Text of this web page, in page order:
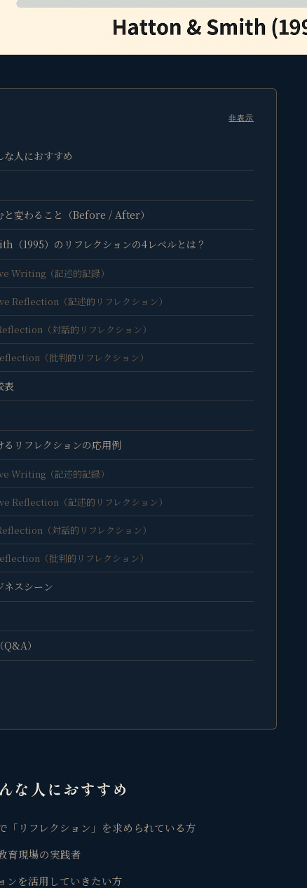
非表示
な人におすすめ
と変わること（Before / After）
1995）のリフレクションの4レベルとは？
Writing（記述的記録）
Reflection（記述的リフレクション）
（対話的リフレクション）
（批判的リフレクション）
表
るリフレクションの応用例
Writing（記述的記録）
Reflection（記述的リフレクション）
（対話的リフレクション）
（批判的リフレクション）
ネスシーン
）
な人におすすめ
「リフレクション」を求められている方
育現場の実践者
ンを活用していきたい方